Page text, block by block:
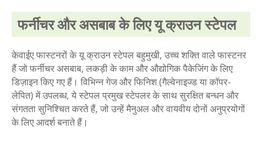
फर्नीचर और असबाब के लिए यू क्राउन स्टेपल
केवाईए फास्टनरों के यू क्राउन स्टेपल बहुमुखी, उच्च शक्ति वाले फास्टनर
हैं जो फर्नीचर असबाब, लकड़ी के काम और औद्योगिक पैकेजिंग के लिए
डिज़ाइन किए गए हैं। विभिन्न गेज और फिनिश (गैल्वेनाइज्ड या कॉपर-
लेपित) में उपलब्ध, ये स्टेपल प्रमुख स्टेपलर के साथ सुरक्षित बन्धन और
संगतता सुनिश्चित करते हैं, जो उन्हें मैनुअल और वायवीय दोनों अनुप्रयोगों
के लिए आदर्श बनाते हैं।